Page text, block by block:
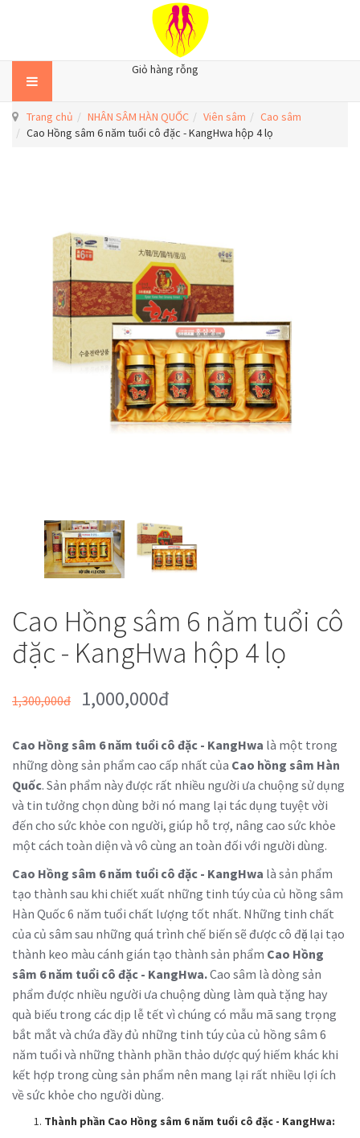
Giỏ hàng rỗng
Trang chủ NHÂN SÂM HÀN QUỐC Viên sâm
Cao sâm
Cao Hồng sâm 6 năm tuổi cô đặc - KangHwa hộp 4 lọ
Cao Hồng sâm 6 năm tuổi cô
đặc - KangHwa hộp 4 lọ
1,300,000đ 1,000,000đ
Cao Hồng sâm 6 năm tuổi cô đặc - KangHwa là một trong
những dòng sản phẩm cao cấp nhất của Cao hồng sâm Hàn
Quốc. Sản phẩm này được rất nhiều người ưa chuộng sử dụng
và tin tưởng chọn dùng bởi nó mang lại tác dụng tuyệt vời
đến cho sức khỏe con người, giúp hỗ trợ, nâng cao sức khỏe
một cách toàn diện và vô cùng an toàn đối với người dùng.
Cao Hồng sâm 6 năm tuổi cô đặc - KangHwa là sản phẩm
tạo thành sau khi chiết xuất những tinh túy của củ hồng sâm
Hàn Quốc 6 năm tuổi chất lượng tốt nhất. Những tinh chất
của củ sâm sau những quá trình chế biến sẽ được cô đặc lại tạo
thành keo màu cánh gián tạo thành sản phẩm Cao Hồng
sâm 6 năm tuổi cô đặc - KangHwa.Cao sâm là dòng sản
phẩm được nhiều người ưa chuộng dùng làm quà tặng hay
quà biếu trong các dịp lễ tết vì chúng có mẫu mã sang trọng
bắt mắt và chứa đầy đủ những tinh túy của củ hồng sâm 6
năm tuổi và những thành phần thảo dược quý hiếm khác khi
kết hợp trong cùng sản phẩm nên mang lại rất nhiều lợi ích
về sức khỏe cho người dùng.
Thành phần Cao Hồng sâm 6 năm tuổi cô đặc - KangHwa: